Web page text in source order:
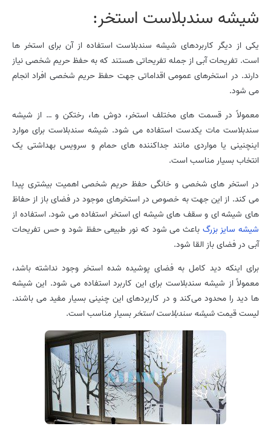
شیشه سندبلاست استخر:
یکی از دیگر کاربردهای شیشه سندبلاست استفاده از آن برای استخر ها
است. تفریحات آبی از جمله تفریحاتی هستند که به حفظ حریم شخصی نیاز
دارند. در استخرهای عمومی اقداماتی جهت حفظ حریم شخصی افراد انجام
می شود.
معمولاً در قسمت های مختلف استخر، دوش ها، رختکن و … از شیشه
سندبلاست مات یکدست استفاده می شود. شیشه سندبلاست برای موارد
اینچنینی یا مواردی مانند جداکننده های حمام و سرویس بهداشتی یک
انتخاب بسیار مناسب است.
در استخر های شخصی و خانگی حفظ حریم شخصی اهمیت بیشتری پیدا
می کند. از این جهت به خصوص در استخرهای موجود در فضای باز از حفاظ
های شیشه ای و سقف های شیشه ای استخر استفاده می شود. استفاده از
شیشه سایز بزرگ باعث می شود که نور طبیعی حفظ شود و حس تفریحات
آبی در فضای باز القا شود.
برای اینکه دید کامل به فضای پوشیده شده استخر وجود نداشته باشد،
معمولاً از شیشه سندبلاست برای این کاربرد استفاده می شود. این شیشه
ها دید را محدود می‌کند و در کاربردهای این چنینی بسیار مفید می باشند.
لیست قیمتشیشه سندبلاست استخربسیار مناسب است.